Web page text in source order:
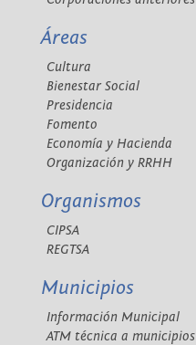
Áreas
Cultura
Bienestar Social
Presidencia
Fomento
Economía y Hacienda
Organización y RRHH
Organismos
CIPSA
REGTSA
Municipios
Información Municipal
ATM técnica a municipios